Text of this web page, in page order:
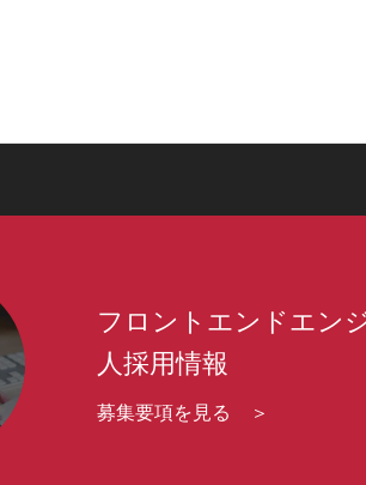
フロントエンドエン
人採用情報
募集要項を見る ＞